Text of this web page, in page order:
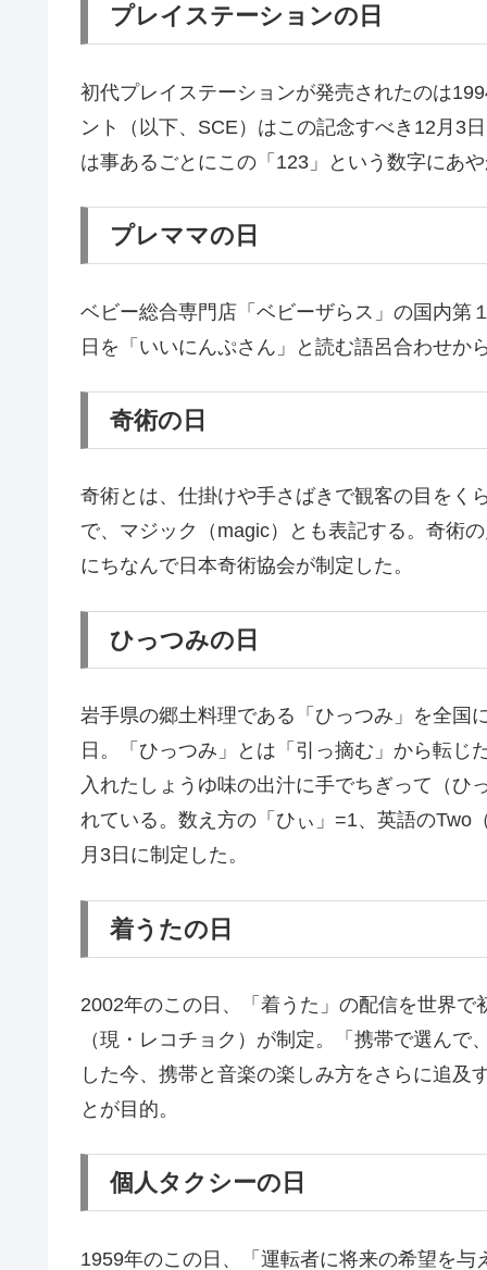
プレイステーションの日
初代プレイステーションが発売されたのは
ント（以下、SCE）はこの記念すべき12月3
は事あるごとにこの「123」という数字にあ
プレママの日
ベビー総合専門店「ベビーザらス」の国内第
日を「いいにんぷさん」と読む語呂合わせか
奇術の日
奇術とは、仕掛けや手さばきで観客の目をく
で、マジック（magic）とも表記する。奇術
にちなんで日本奇術協会が制定した。
ひっつみの日
岩手県の郷土料理である「ひっつみ」を全国
日。「ひっつみ」とは「引っ摘む」から転じ
入れたしょうゆ味の出汁に手でちぎって（ひ
れている。数え方の「ひぃ」=1、英語のTwo
月3日に制定した。
着うたの日
2002年のこの日、「着うた」の配信を世界
（現・レコチョク）が制定。「携帯で選ん
した今、携帯と音楽の楽しみ方をさらに追及
とが目的。
個人タクシーの日
1959年のこの日、「運転者に将来の希望を